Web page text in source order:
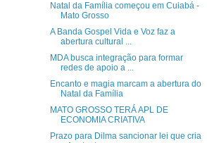
Natal da Família começou em Cuiabá -
Mato Grosso
A Banda Gospel Vida e Voz faz a
abertura cultural ...
MDA busca integração para formar
redes de apoio a ...
Encanto e magia marcam a abertura do
Natal da Família
MATO GROSSO TERÁ APL DE
ECONOMIA CRIATIVA
Prazo para Dilma sancionar lei que cria